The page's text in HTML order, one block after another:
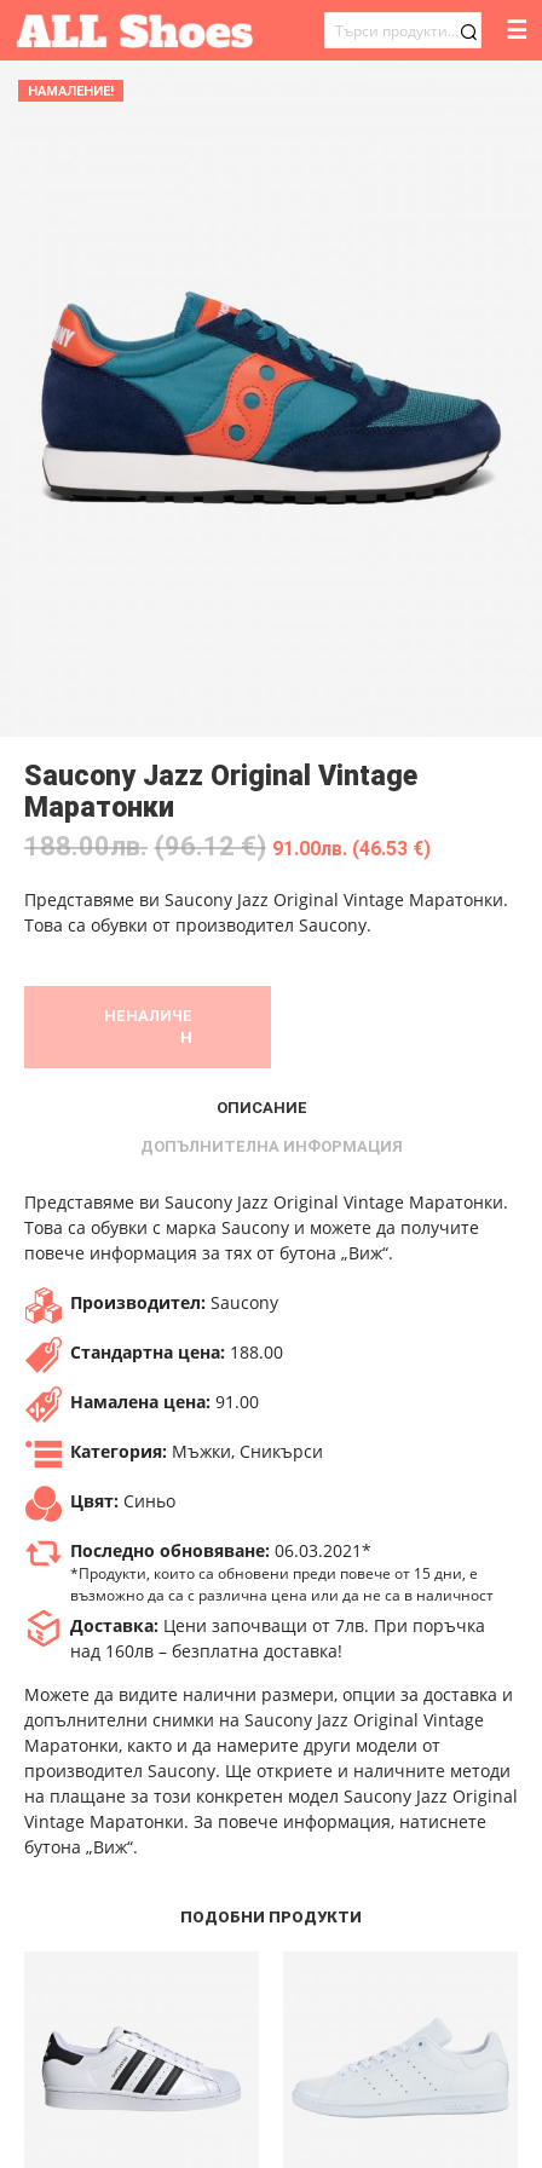
ТЪРСЕНЕ
☰
НАМАЛЕНИЕ!
Saucony Jazz Original Vintage
Маратонки
188.00лв. (96.12 €) 91.00лв. (46.53 €)
Представяме ви Saucony Jazz Original Vintage Маратонки.
Това са обувки от производител Saucony.
НЕНАЛИЧЕ
Н
ОПИСАНИЕ
ДОПЪЛНИТЕЛНА ИНФОРМАЦИЯ
Представяме ви Saucony Jazz Original Vintage Маратонки.
Това са обувки с марка Saucony и можете да получите
повече информация за тях от бутона „Виж“.
Производител: Saucony
Стандартна цена: 188.00
Намалена цена: 91.00
Категория: Мъжки, Сникърси
Цвят: Синьо
Последно обновяване: 06.03.2021*
*Продукти, които са обновени преди повече от 15 дни, е
възможно да са с различна цена или да не са в наличност
Доставка: Цени започващи от 7лв. При поръчка
над 160лв – безплатна доставка!
Можете да видите налични размери, опции за доставка и
допълнителни снимки на Saucony Jazz Original Vintage
Маратонки, както и да намерите други модели от
производител Saucony. Ще откриете и наличните методи
на плащане за този конкретен модел Saucony Jazz Original
Vintage Маратонки. За повече информация, натиснете
бутона „Виж“.
ПОДОБНИ ПРОДУКТИ